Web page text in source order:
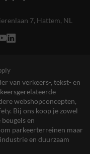
7, Hattem, NL
van verkeers-, tekst- en
webshopconcepten,
Bij ons koop je zowel
en
parkeerterreinen maar
en duurzaam